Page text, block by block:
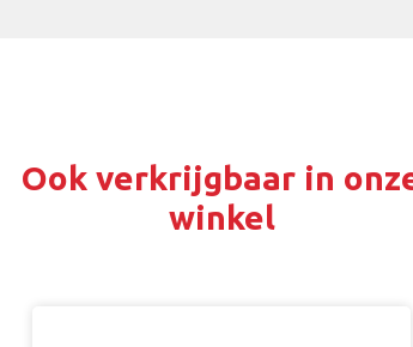
Ook verkrijgbaar in
winkel